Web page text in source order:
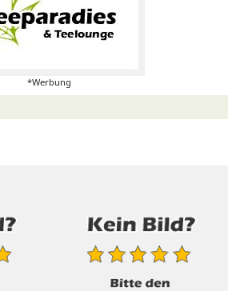
*Werbung